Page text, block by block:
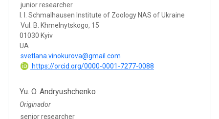
junior researcher
I. I. Schmalhausen Institute of Zoology NAS of Ukraine
Vul. B. Khmelnytskogo, 15
01030 Kyiv
UA
svetlana.vinokurova@gmail.com
https://orcid.org/0000-0001-7277-0088
Yu. O. Andryushchenko
Originador
senior researcher